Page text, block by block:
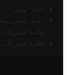
أخبار تونس
رابط خلفي
قائمة الشركات
قائمة الشركات